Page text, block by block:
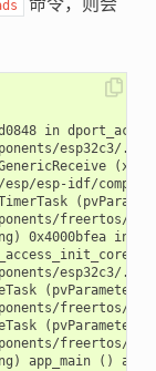
命令，则会
in
esp32c3/./
esp-idf/
freertos/./
0x4000bfea in ??
esp32c3/./
freertos/./
freertos/./
app_main () at